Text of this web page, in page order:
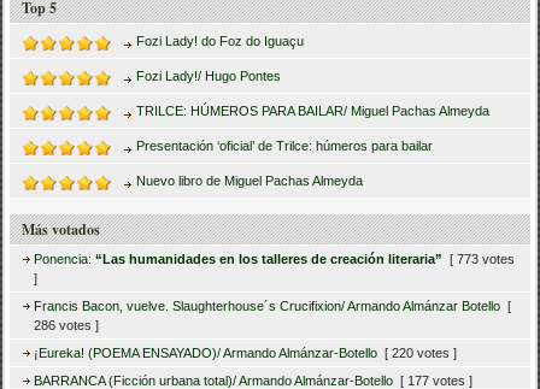
Top 5
Fozi Lady! do Foz do Iguaçu
Fozi Lady!/ Hugo Pontes
TRILCE: HÚMEROS PARA BAILAR/ Miguel Pachas Almeyda
Presentación ‘oficial’ de Trilce: húmeros para bailar
Nuevo libro de Miguel Pachas Almeyda
Más votados
Ponencia:“Las humanidades en los talleres de creación literaria” [ 773 votes
]
Francis Bacon, vuelve. Slaughterhouse´s Crucifixion/ Armando Almánzar Botello [
286 votes ]
¡Eureka! (POEMA ENSAYADO)/ Armando Almánzar-Botello [ 220 votes ]
BARRANCA (Ficción urbana total)/ Armando Almánzar-Botello [ 177 votes ]